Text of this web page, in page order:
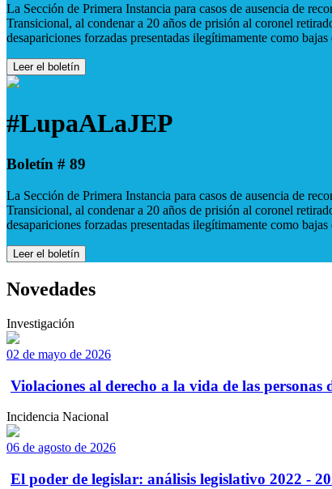
La Sección de Primera Instancia para casos de ausencia de
Transicional, al condenar a 20 años de prisión al coronel
desapariciones forzadas presentadas ilegítimamente como bajas
Leer el boletín
#LupaALaJEP
Boletín # 89
La Sección de Primera Instancia para casos de ausencia de
Transicional, al condenar a 20 años de prisión al coronel
desapariciones forzadas presentadas ilegítimamente como bajas
Leer el boletín
Novedades
Investigación
02 de mayo de 2026
Violaciones al derecho a la vida de las personas
Incidencia Nacional
06 de agosto de 2026
El poder de legislar: análisis legislativo 2022 -